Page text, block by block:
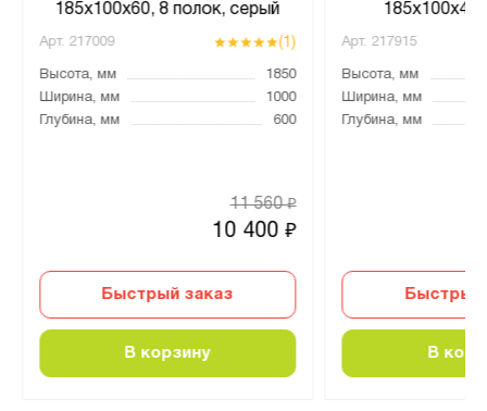
185х100х60, 8 полок, серый
Арт. 217009 (1)
Высота, мм
1850
Ширина, мм
1000
Глубина, мм
600
10 400₽
11 560₽
Быстрый заказ
В корзину
Арт. 217915
Высота, мм
Ширина, мм
Глубина, мм
Быстрый
В